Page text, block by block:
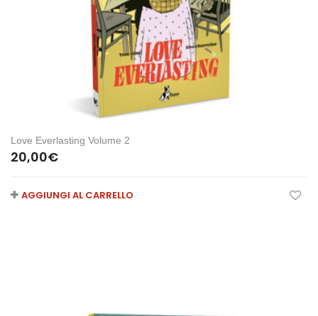
Love Everlasting Volume 2
20,00€
AGGIUNGI AL CARRELLO